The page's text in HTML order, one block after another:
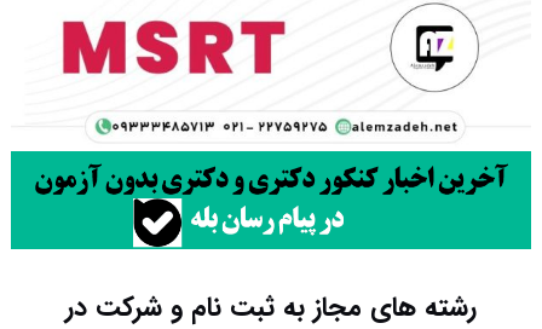
رشته های مجاز به ثبت نام و شرکت در